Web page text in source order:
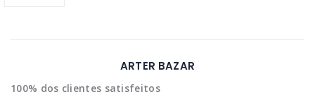
ARTER BAZAR
100% dos clientes satisfeitos